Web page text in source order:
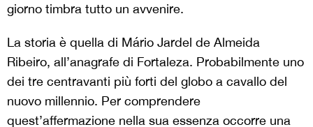
giorno timbra tutto un avvenire.
La storia è quella di Mário Jardel de Almeida
Ribeiro, all’anagrafe di Fortaleza. Probabilmente uno
dei tre centravanti più forti del globo a cavallo del
nuovo millennio. Per comprendere
quest’affermazione nella sua essenza occorre una